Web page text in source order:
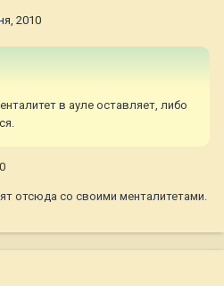
2010
в ауле оставляет, либо
отсюда со своими менталитетами.